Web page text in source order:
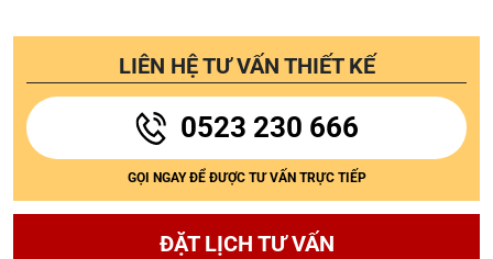
LIÊN HỆ TƯ VẤN THIẾT KẾ
0523 230 666
GỌI NGAY ĐỂ ĐƯỢC TƯ VẤN TRỰC TIẾP
ĐẶT LỊCH TƯ VẤN